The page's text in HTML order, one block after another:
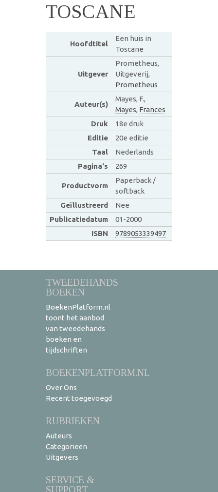
TOSCANE
Hoofdtitel
Een huis in
Toscane
Uitgever
Prometheus,
Uitgeverij,
Prometheus
Auteur(s)
Mayes, F.,
Mayes, Frances
Druk
18e druk
Editie
20e editie
Taal
Nederlands
Pagina's
269
Productvorm
Paperback /
softback
Geïllustreerd
Nee
Publicatiedatum
01-2000
ISBN
9789053339497
TWEEDEHANDS
BOEKEN
BoekenPlatform.nl
toont het aanbod
van tweedehands
boeken en
tijdschriften
BOEKENPLATFORM.NL
Over Ons
Recent toegevoegd
RUBRIEKEN
Auteurs
Categorieën
Uitgevers
SERVICE &
SUPPORT